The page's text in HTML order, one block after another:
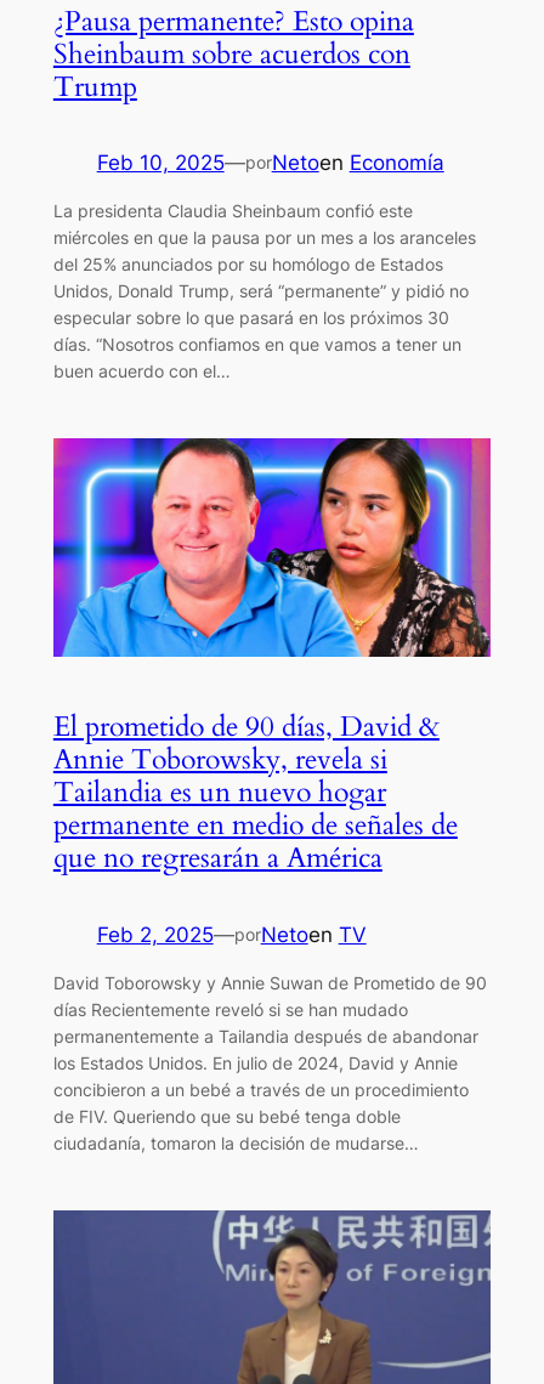
¿Pausa permanente? Esto opina
Sheinbaum sobre acuerdos con
Trump
Feb 10, 2025—porNetoen Economía
La presidenta Claudia Sheinbaum confió este
miércoles en que la pausa por un mes a los aranceles
del 25% anunciados por su homólogo de Estados
Unidos, Donald Trump, será “permanente” y pidió no
especular sobre lo que pasará en los próximos 30
días. “Nosotros confiamos en que vamos a tener un
buen acuerdo con el…
El prometido de 90 días, David &
Annie Toborowsky, revela si
Tailandia es un nuevo hogar
permanente en medio de señales de
que no regresarán a América
Feb 2, 2025—porNetoen TV
David Toborowsky y Annie Suwan de Prometido de 90
días Recientemente reveló si se han mudado
permanentemente a Tailandia después de abandonar
los Estados Unidos. En julio de 2024, David y Annie
concibieron a un bebé a través de un procedimiento
de FIV. Queriendo que su bebé tenga doble
ciudadanía, tomaron la decisión de mudarse…